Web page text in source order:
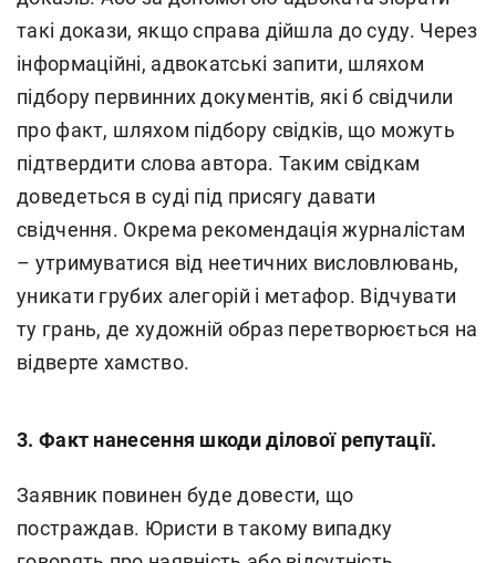
такі докази, якщо справа дійшла до суду. Через
інформаційні, адвокатські запити, шляхом
підбору первинних документів, які б свідчили
про факт, шляхом підбору свідків, що можуть
підтвердити слова автора. Таким свідкам
доведеться в суді під присягу давати
свідчення. Окрема рекомендація журналістам
– утримуватися від неетичних висловлювань,
уникати грубих алегорій і метафор. Відчувати
ту грань, де художній образ перетворюється на
відверте хамство.
3. Факт нанесення шкоди ділової репутації.
Заявник повинен буде довести, що
постраждав. Юристи в такому випадку